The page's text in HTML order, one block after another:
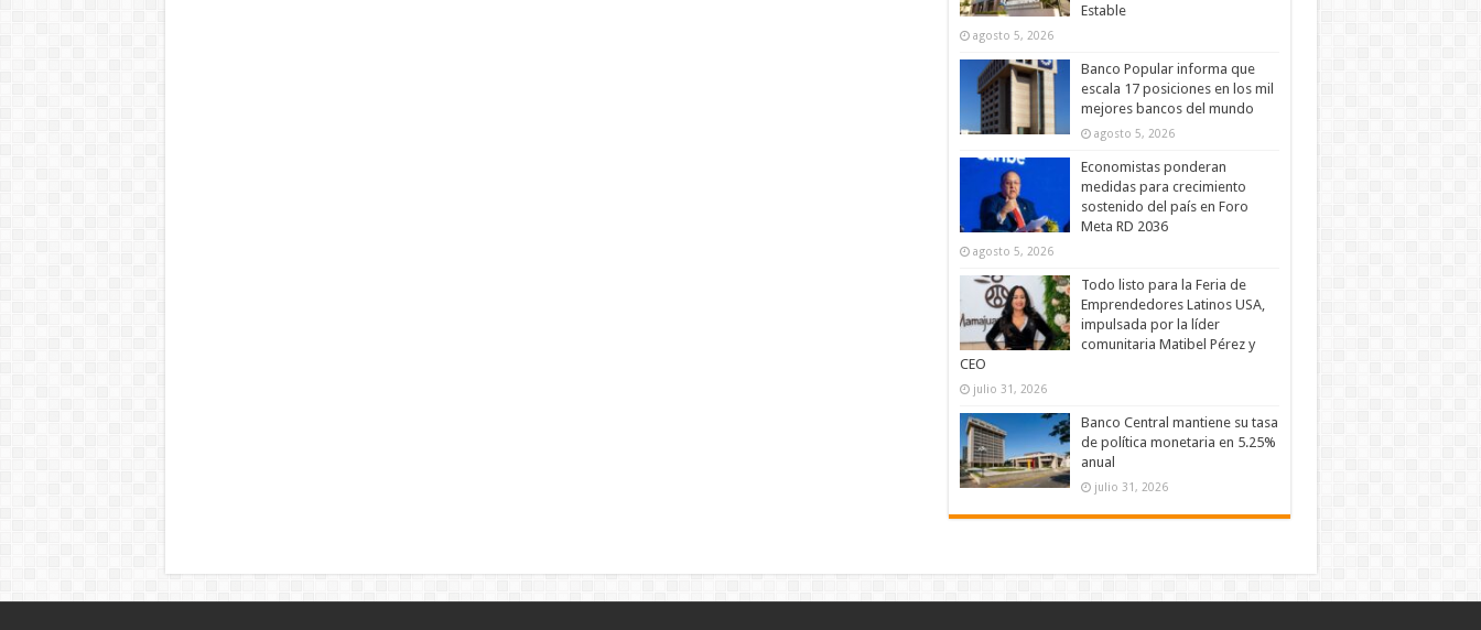
Estable
agosto 5, 2026
Banco Popular informa que
escala 17 posiciones en los mil
mejores bancos del mundo
agosto 5, 2026
Economistas ponderan
medidas para crecimiento
sostenido del país en Foro
Meta RD 2036
agosto 5, 2026
Todo listo para la Feria de
Emprendedores Latinos USA,
impulsada por la líder
comunitaria Matibel Pérez y
CEO
julio 31, 2026
Banco Central mantiene su tasa
de política monetaria en 5.25%
anual
julio 31, 2026